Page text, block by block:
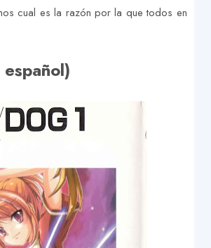
cual es la razón por la que todos en